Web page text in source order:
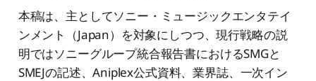
本稿は、主としてソニー・ミュージックエンタテイ
ンメント（Japan）を対象にしつつ、現行戦略の説
明ではソニーグループ統合報告書におけるSMGと
SMEJの記述、Aniplex公式資料、業界誌、一次イン